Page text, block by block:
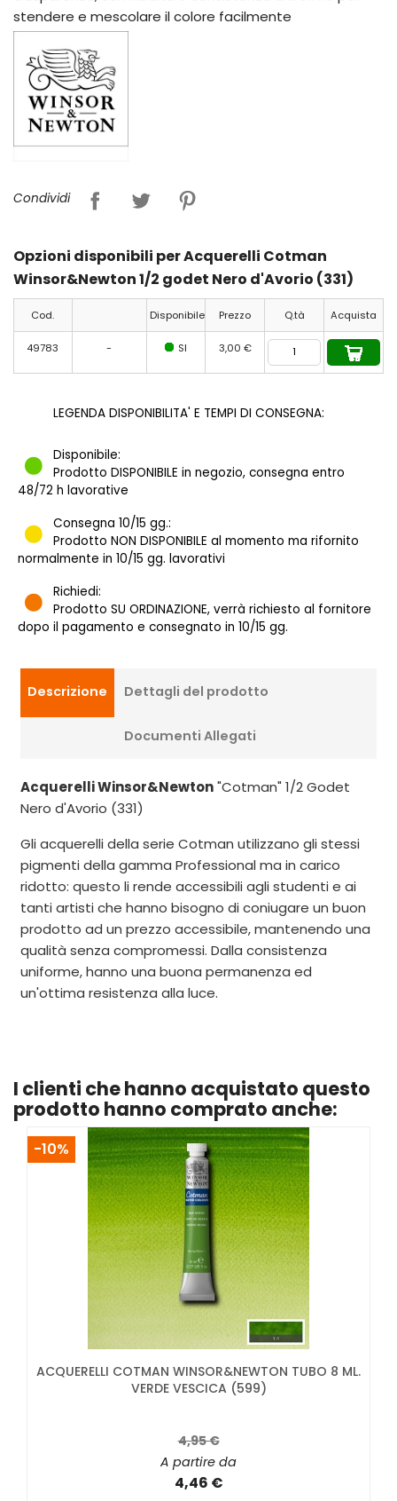
stendere e mescolare il colore facilmente
Condividi
Opzioni disponibili per Acquerelli Cotman
Winsor&Newton 1/2 godet Nero d'Avorio (331)
Cod. Disponibile Prezzo Q.tà Acquista
49783 - SI 3,00 €
LEGENDA DISPONIBILITA' E TEMPI DI CONSEGNA:
Disponibile:
Prodotto DISPONIBILE in negozio, consegna entro
48/72 h lavorative
Consegna 10/15 gg.:
Prodotto NON DISPONIBILE al momento ma rifornito
normalmente in 10/15 gg. lavorativi
Richiedi:
Prodotto SU ORDINAZIONE, verrà richiesto al fornitore
dopo il pagamento e consegnato in 10/15 gg.
Descrizione Dettagli del prodotto
Documenti Allegati
Acquerelli Winsor&Newton"Cotman" 1/2 Godet
Nero d'Avorio (331)
Gli acquerelli della serie Cotman utilizzano gli stessi
pigmenti della gamma Professional ma in carico
ridotto: questo li rende accessibili agli studenti e ai
tanti artisti che hanno bisogno di coniugare un buon
prodotto ad un prezzo accessibile, mantenendo una
qualità senza compromessi. Dalla consistenza
uniforme, hanno una buona permanenza ed
un'ottima resistenza alla luce.
I clienti che hanno acquistato questo
prodotto hanno comprato anche:
ACQUERELLI COTMAN WINSOR&NEWTON TUBO 8 ML.
VERDE VESCICA (599)
4,95 €
A partire da
4,46 €
-10%